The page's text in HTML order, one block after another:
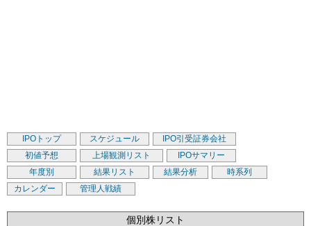
IPOトップ スケジュール
IPO引受証券会社
初値予想
上場観測リスト
IPOサマリー
年度別
結果リスト 結果分析
時系列
カレンダー
管理人戦績
個別株リスト